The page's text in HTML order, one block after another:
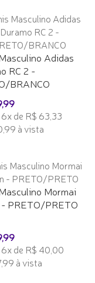
Adidas
RC 2 -
BRANCO
de R$ 63,33
à vista
Mormai
PRETO/PRETO
6x de R$ 40,00
à vista